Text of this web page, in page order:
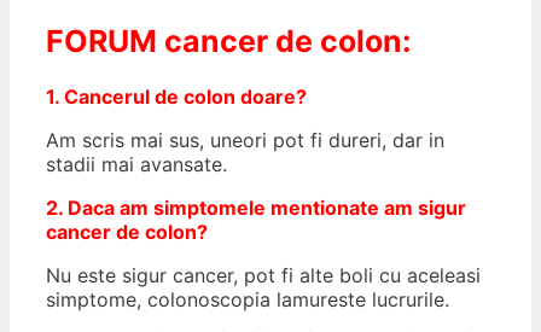
FORUM cancer de colon:
1. Cancerul de colon doare?
Am scris mai sus, uneori pot fi dureri, dar in
stadii mai avansate.
2. Daca am simptomele mentionate am sigur
cancer de colon?
Nu este sigur cancer, pot fi alte boli cu aceleasi
simptome, colonoscopia lamureste lucrurile.